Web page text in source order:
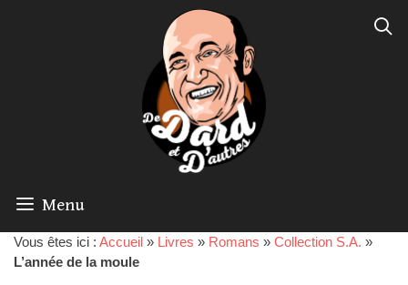
Menu
Vous êtes ici : Accueil » Livres » Romans » Collection S.A. »
L’année de la moule